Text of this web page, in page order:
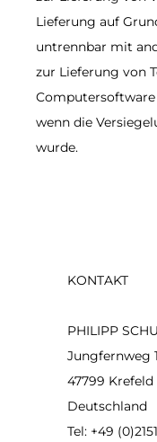
Lieferung auf
untrennbar mit
zur Lieferung von
wenn die
wurde.
KONTAKT
PHILIPP
Jungfernweg
47799 Krefeld
Deutschland
Tel: +49